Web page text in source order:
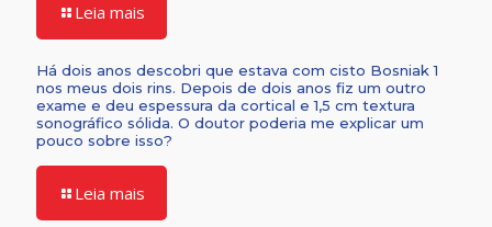
Leia mais
Há dois anos descobri que estava com cisto Bosniak 1
nos meus dois rins. Depois de dois anos fiz um outro
exame e deu espessura da cortical e 1,5 cm textura
sonográfico sólida. O doutor poderia me explicar um
pouco sobre isso?
Leia mais